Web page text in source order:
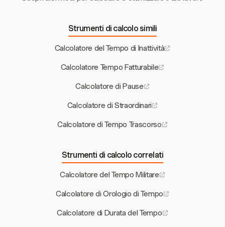
Strumenti di calcolo simili
Calcolatore del Tempo di Inattività
Calcolatore Tempo Fatturabile
Calcolatore di Pause
Calcolatore di Straordinari
Calcolatore di Tempo Trascorso
Strumenti di calcolo correlati
Calcolatore del Tempo Militare
Calcolatore di Orologio di Tempo
Calcolatore di Durata del Tempo